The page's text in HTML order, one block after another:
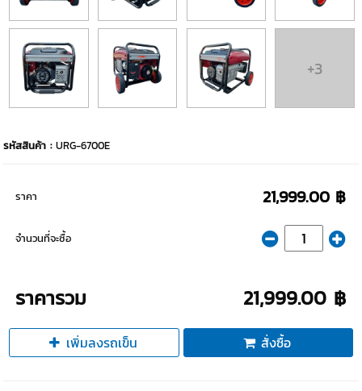
+3
รหัสสินค้า :URG-6700E
ราคา 21,999.00 ฿
จำนวนที่จะซื้อ
ราคารวม 21,999.00 ฿
เพิ่มลงรถเข็น สั่งซื้อ